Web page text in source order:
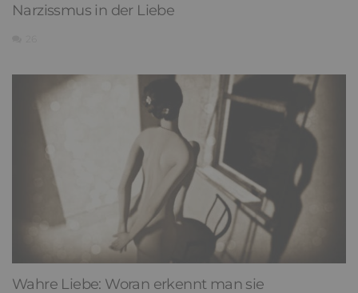
Narzissmus in der Liebe
Wahre Liebe: Woran erkennt man sie